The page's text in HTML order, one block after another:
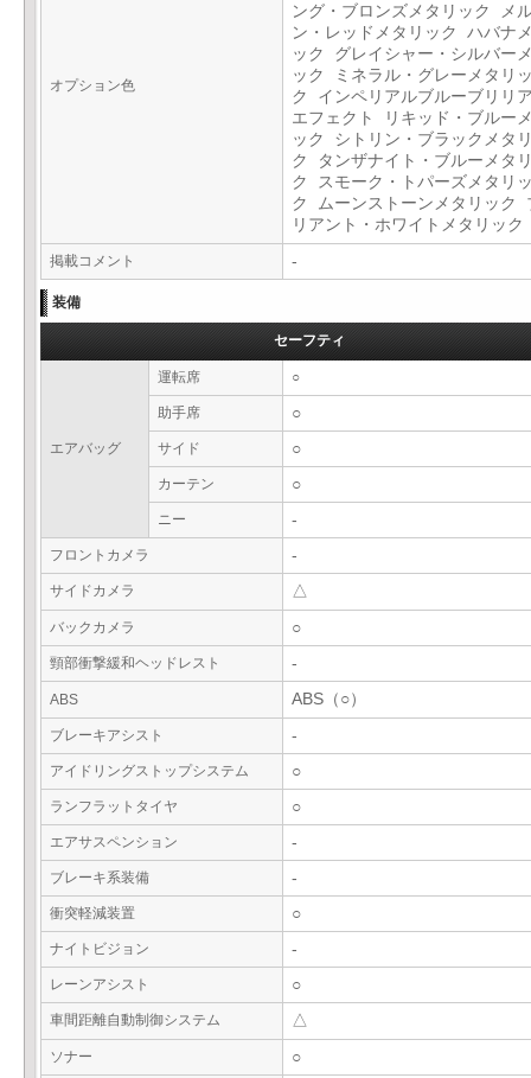
オプション色
ング・ブロンズメタリック メ
ン・レッドメタリック ハバナ
ック グレイシャー・シルバー
ック ミネラル・グレーメタリ
ク インペリアルブルーブリリ
エフェクト リキッド・ブルー
ック シトリン・ブラックメタ
ク タンザナイト・ブルーメタ
ク スモーク・トパーズメタリ
ク ムーンストーンメタリック
リアント・ホワイトメタリッ
掲載コメント -
装備
セーフティ
エアバッグ
運転席 ○
助手席 ○
サイド ○
カーテン ○
ニー -
フロントカメラ -
サイドカメラ △
バックカメラ ○
頸部衝撃緩和ヘッドレスト -
ABS ABS（○）
ブレーキアシスト -
アイドリングストップシステム ○
ランフラットタイヤ ○
エアサスペンション -
ブレーキ系装備 -
衝突軽減装置 ○
ナイトビジョン -
レーンアシスト ○
車間距離自動制御システム △
ソナー ○